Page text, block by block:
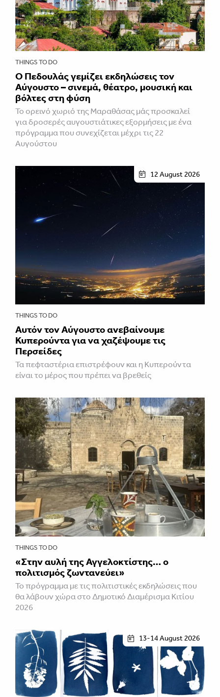
THINGS TO DO
Ο Πεδουλάς γεμίζει εκδηλώσεις τον
Αύγουστο – σινεμά, θέατρο, μουσική και
βόλτες στη φύση
Το ορεινό χωριό της Μαραθάσας μάς προσκαλεί
για δροσερές αυγουστιάτικες εξορμήσεις με ένα
πρόγραμμα που συνεχίζεται μέχρι τις 22
Αυγούστου
12 August 2026
THINGS TO DO
Αυτόν τον Αύγουστο ανεβαίνουμε
Κυπερούντα για να χαζέψουμε τις
Περσείδες
Τα πεφταστέρια επιστρέφουν και η Κυπερούντα
είναι το μέρος που πρέπει να βρεθείς
THINGS TO DO
«Στην αυλή της Αγγελοκτίστης… ο
πολιτισμός ζωντανεύει»
To πρόγραμμα με τις πολιτιστικές εκδηλώσεις που
θα λάβουν χώρα στο Δημοτικό Διαμέρισμα Κιτίου
2026
13-14 August 2026